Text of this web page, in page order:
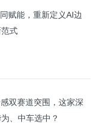
赋能，重新定义AI边
式
双赛道突围，这家深
、中车选中？